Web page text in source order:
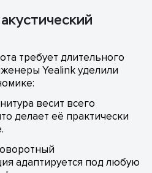
требует длительного
Yealink уделили
весит всего
делает её практически
адаптируется под любую